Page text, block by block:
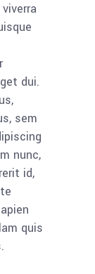
dui.
sem
nunc,
id,
quis